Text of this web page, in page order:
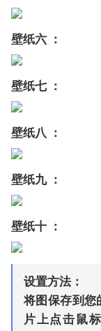
壁纸六 ：
壁纸七 ：
壁纸八 ：
壁纸九 ：
壁纸十 ：
设置方法：
将图保存到您
片上点击鼠